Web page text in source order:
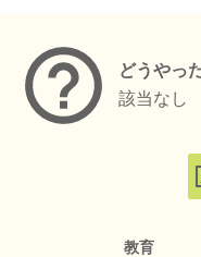
どうやっ
該当なし
教育